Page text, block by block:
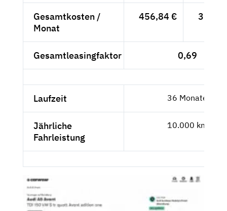
Gesamtkosten /
Monat
456,84 €
Gesamtleasingfaktor 0,69
Laufzeit 36 Monate
Jährliche
Fahrleistung
10.000 km